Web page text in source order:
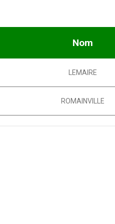
Nom
LEMAIRE
ROMAINVILLE